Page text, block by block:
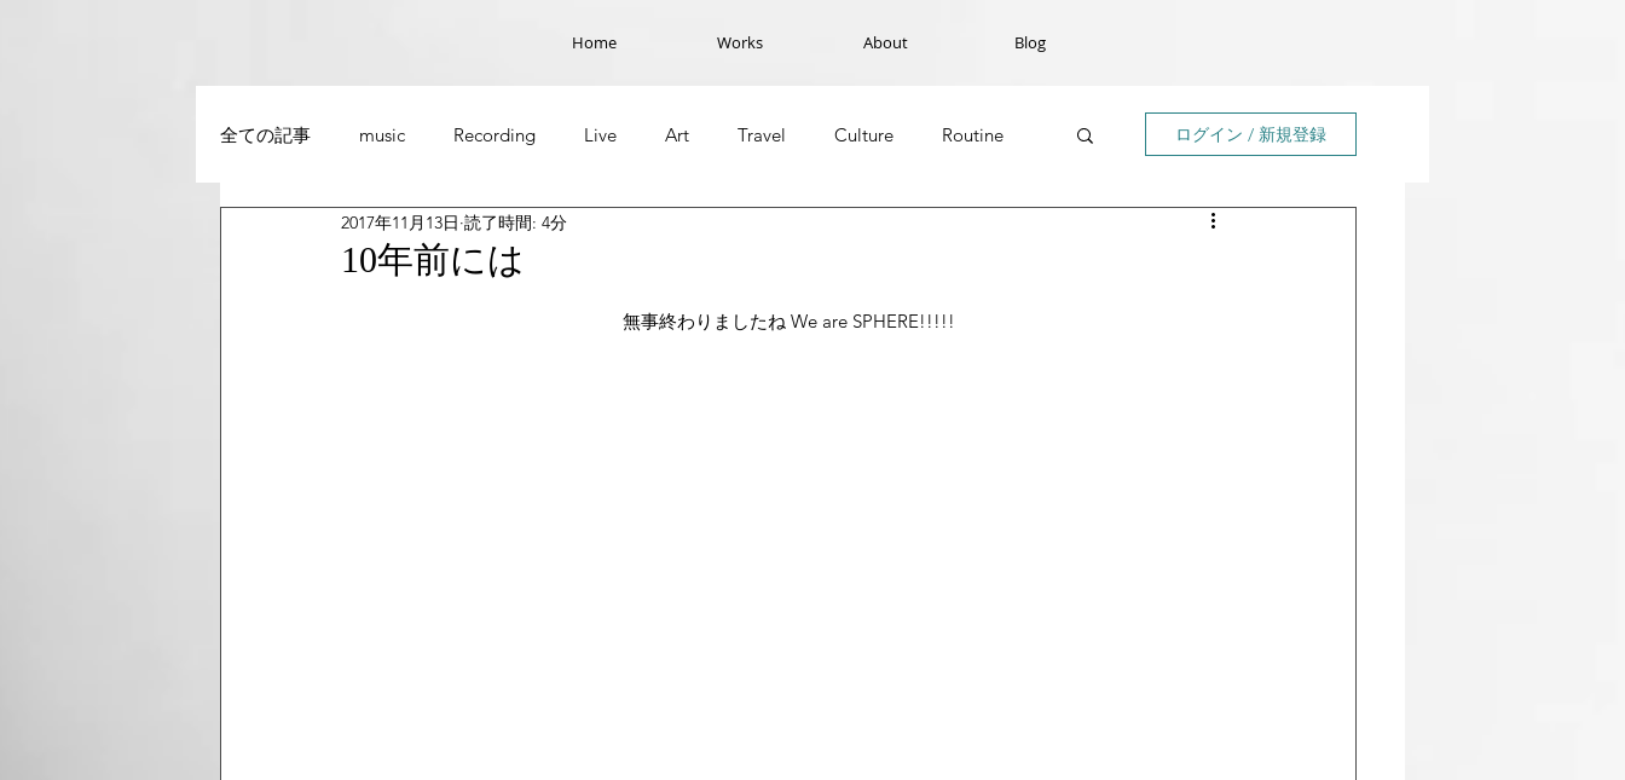
Home Works About Blog
全ての記事 music Recording Live Art Travel Culture Routine ログイン / 新規登録
10年前には
2017年11月13日 読了時間: 4分
無事終わりましたね We are SPHERE!!!!!